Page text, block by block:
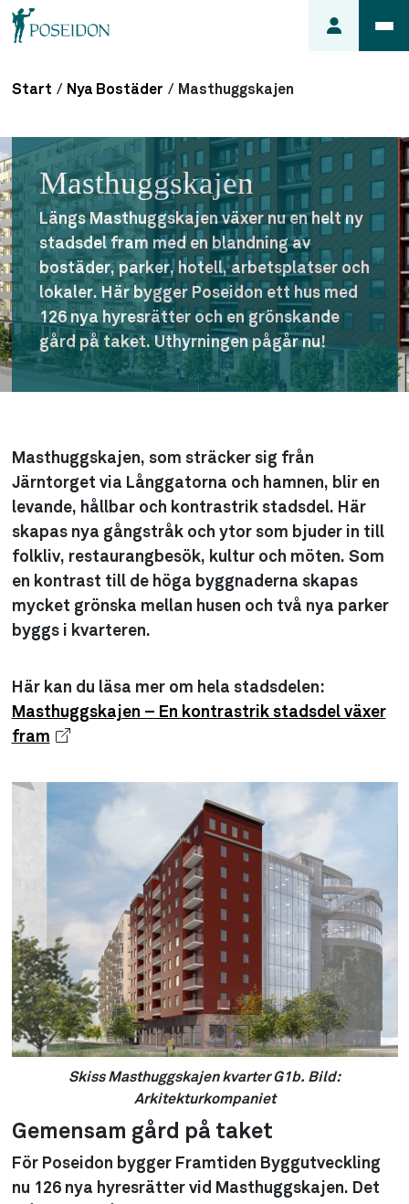
lägenheten
Frågor
om
hyra
Så här
söker du
lägenhet
Start / Nya Bostäder / Masthuggskajen
Masthuggskajen
Längs Masthuggskajen växer nu en helt ny
stadsdel fram med en blandning av
bostäder, parker, hotell, arbetsplatser och
lokaler. Här bygger Poseidon ett hus med
126 nya hyresrätter och en grönskande
gård på taket. Uthyrningen pågår nu!
Masthuggskajen, som sträcker sig från
Järntorget via Långgatorna och hamnen, blir en
levande, hållbar och kontrastrik stadsdel. Här
skapas nya gångstråk och ytor som bjuder in till
folkliv, restaurangbesök, kultur och möten. Som
en kontrast till de höga byggnaderna skapas
mycket grönska mellan husen och två nya parker
byggs i kvarteren.
Här kan du läsa mer om hela stadsdelen:
Masthuggskajen – En kontrastrik stadsdel växer
fram
Skiss Masthuggskajen kvarter G1b. Bild:
Arkitekturkompaniet
Gemensam gård på taket
För Poseidon bygger Framtiden Byggutveckling
nu 126 nya hyresrätter vid Masthuggskajen. Det